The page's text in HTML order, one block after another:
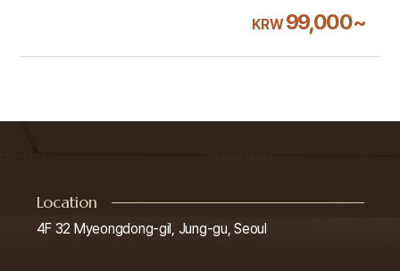
KRW99,000~
Location
4F 32 Myeongdong-gil, Jung-gu, Seoul